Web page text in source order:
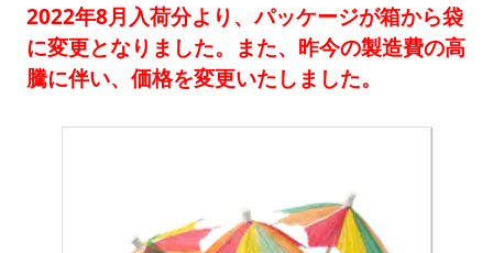
2022年8月入荷分より、パッケージが箱から袋
に変更となりました。また、昨今の製造費の高
騰に伴い、価格を変更いたしました。